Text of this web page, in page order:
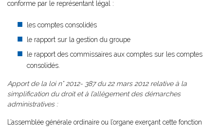
conforme par le représentant légal :
les comptes consolidés
le rapport sur la gestion du groupe
le rapport des commissaires aux comptes sur les comptes
consolidés.
Apport de la loi n° 2012- 387 du 22 mars 2012 relative à la
simplification du droit et à l’allègement des démarches
administratives :
L’assemblée générale ordinaire ou l’organe exerçant cette fonction